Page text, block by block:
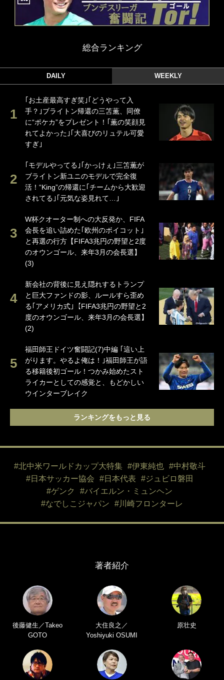
総合ランキング
DAILY WEEKLY
｢お土産最高すぎ笑｣｢どうやって入
手？｣ブライトン帰還の三笘薫、同僚
に“ポケカ”をプレゼント！｢薫の笑顔見
れてよかった｣｢大喜びのリュテル可愛
すぎ｣
｢モデルやってる｣｢かっけぇ｣三笘薫が
ブライトン新ユニのモデルで完全復
活！“King”の帰還に｢チームから大歓迎
されてる｣｢元気な姿見れて…｣
W杯クオーター制への大反発か、FIFA
会長を追い詰めた｢欧州のボイコット｣
と再選の行方【FIFA3兆円の野望と2度
のオウンゴール、来年3月の会長選】
(3)
新会社の背後に見え隠れするトランプ
と巨大ファンドの影、ルールすら歪め
る｢アメリカ式｣【FIFA3兆円の野望と2
度のオウンゴール、来年3月の会長選】
(2)
福田師王ドイツ奮闘記(7)中編 ｢這い上
がります。やるよ俺は！｣福田師王が語
る移籍後初ゴール！つかみ始めたスト
ライカーとしての感覚と、もどかしい
ウインターブレイク
ランキングをもっと見る
#北中米ワールドカップ大特集 #伊東純也
#中村敬斗
#日本サッカー協会
#日本代表
#ジュビロ磐田
#ゲンク
#バイエルン・ミュンヘン
#なでしこジャパン
#川崎フロンターレ
著者紹介
後藤健生／Takeo
GOTO
大住良之／
Yoshiyuki OSUMI
原壮史